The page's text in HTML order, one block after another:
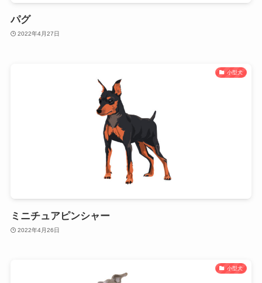
パグ
2022年4月27日
小型犬
ミニチュアピンシャー
2022年4月26日
小型犬